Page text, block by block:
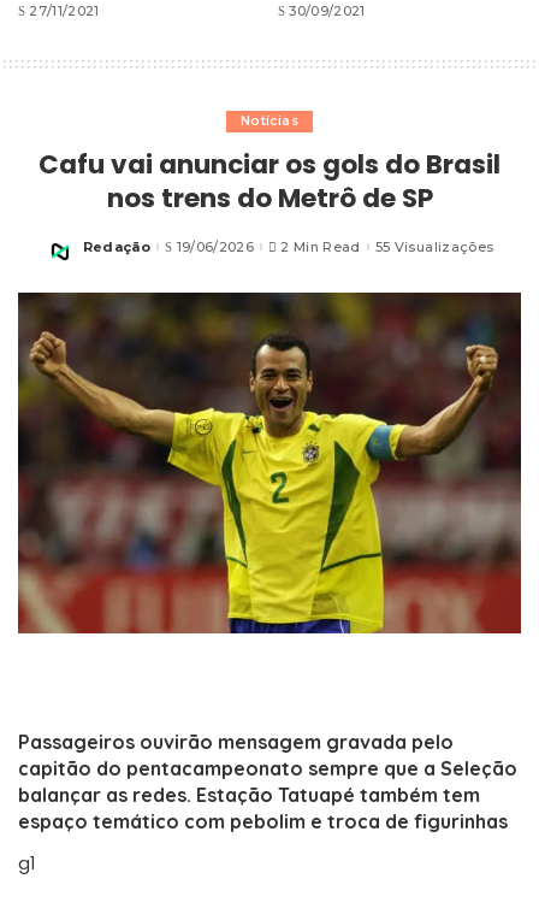
27/11/2021 30/09/2021
Notícias
Cafu vai anunciar os gols do Brasil
nos trens do Metrô de SP
Posted
Redação 19/06/2026 2 Min Read 55 Visualizações
Passageiros ouvirão mensagem gravada pelo
capitão do pentacampeonato sempre que a Seleção
balançar as redes. Estação Tatuapé também tem
espaço temático com pebolim e troca de figurinhas
g1